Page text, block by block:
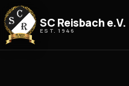
Zum Inhalt springen
SC Reisbach e.V.
EST. 1946